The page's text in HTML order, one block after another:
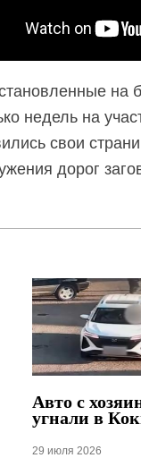
на
недель на
свои
дорог
Авто с
угнали в
29 июля 2026